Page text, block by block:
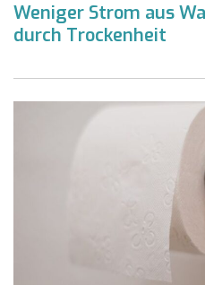
Weniger Strom aus
durch Trockenheit